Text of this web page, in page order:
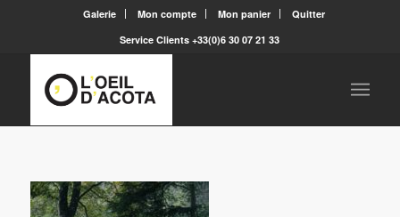
Galerie Mon compte Mon panier
Quitter
Service Clients +33(0)6 30 07 21 33